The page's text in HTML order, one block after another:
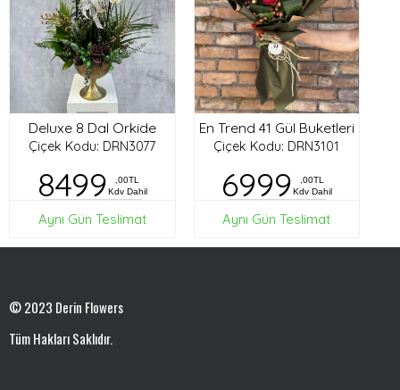
Deluxe 8 Dal Orkide
Çiçek Kodu: DRN3077
8499
,00TL
Kdv Dahil
Aynı Gün Teslimat
En Trend 41 Gül Buketleri
Çiçek Kodu: DRN3101
6999
,00TL
Kdv Dahil
Aynı Gün Teslimat
© 2023 Derin Flowers
Tüm Hakları Saklıdır.